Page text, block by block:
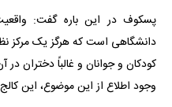
پسکوف در این باره گفت:
دانشگاهی است که هرگز یک مرکز
کودکان و جوانان و غالباً دختران
وجود اطلاع از این موضوع، این کالج